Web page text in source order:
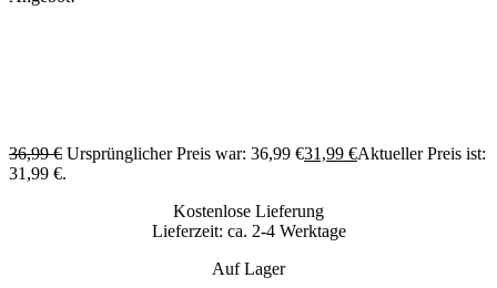
36,99€ Ursprünglicher Preis war: 36,99 €31,99 €Aktueller Preis ist:
31,99 €.
Kostenlose Lieferung
Lieferzeit: ca. 2-4 Werktage
Auf Lager